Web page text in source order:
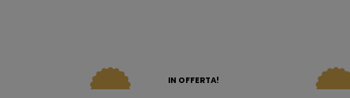
IN OFFERTA!